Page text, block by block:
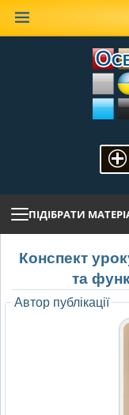
ПІДІБРАТИ
Конспект
та
Автор публікації